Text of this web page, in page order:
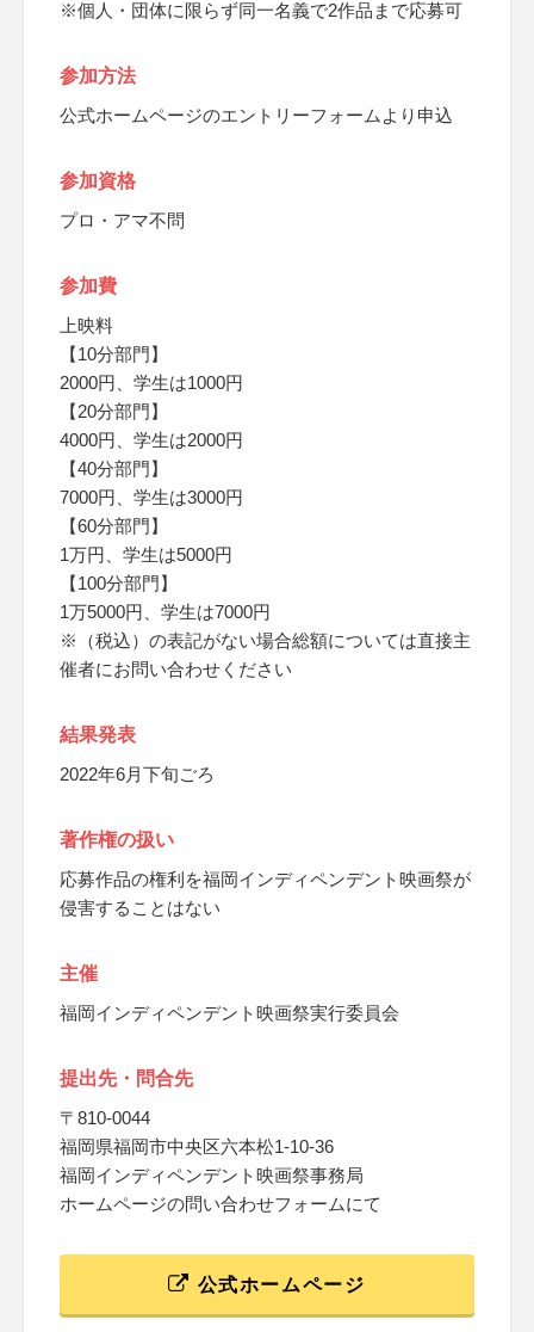
※個人・団体に限らず同一名義で2作品まで応募可
参加方法
公式ホームページのエントリーフォームより申込
参加資格
プロ・アマ不問
参加費
上映料
【10分部門】
2000円、学生は1000円
【20分部門】
4000円、学生は2000円
【40分部門】
7000円、学生は3000円
【60分部門】
1万円、学生は5000円
【100分部門】
1万5000円、学生は7000円
※（税込）の表記がない場合総額については直接主
催者にお問い合わせください
結果発表
2022年6月下旬ごろ
著作権の扱い
応募作品の権利を福岡インディペンデント映画祭が
侵害することはない
主催
福岡インディペンデント映画祭実行委員会
提出先・問合先
〒810-0044
福岡県福岡市中央区六本松1-10-36
福岡インディペンデント映画祭事務局
ホームページの問い合わせフォームにて
公式ホームページ